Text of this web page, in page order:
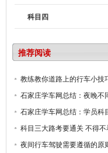
科目四
推荐阅读
教练教你道路上的行车小技
石家庄学车网总结：夜晚不
石家庄学车网总结：学员科
科目三大路考要通关 不得
夜间行车驾驶需要遵循的原